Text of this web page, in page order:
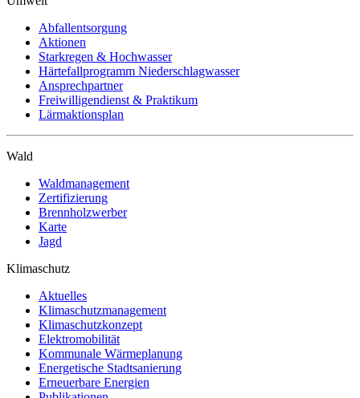
Abfallentsorgung
Aktionen
Starkregen & Hochwasser
Härtefallprogramm Niederschlagwasser
Ansprechpartner
Freiwilligendienst & Praktikum
Lärmaktionsplan
Wald
Waldmanagement
Zertifizierung
Brennholzwerber
Karte
Jagd
Klimaschutz
Aktuelles
Klimaschutzmanagement
Klimaschutzkonzept
Elektromobilität
Kommunale Wärmeplanung
Energetische Stadtsanierung
Erneuerbare Energien